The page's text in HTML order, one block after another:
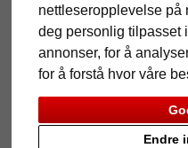
nettleseropplevelse på
deg personlig tilpasset
annonser, for å
for å forstå hvor våre
Endre
Galleri